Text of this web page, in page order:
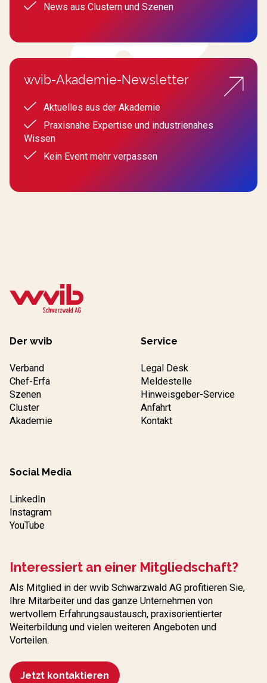
News aus Clustern und Szenen
wvib-Akademie-Newsletter
Aktuelles aus der Akademie
Praxisnahe Expertise und industrienahes
Wissen
Kein Event mehr verpassen
Der wvib
Verband
Chef-Erfa
Szenen
Cluster
Akademie
Service
Legal Desk
Meldestelle
Hinweisgeber-Service
Anfahrt
Kontakt
Social Media
LinkedIn
Instagram
YouTube
Interessiert an einer Mitgliedschaft?
Als Mitglied in der wvib Schwarzwald AG profitieren Sie,
Ihre Mitarbeiter und das ganze Unternehmen von
wertvollem Erfahrungs­austausch, praxisorientierter
Weiterbildung und vielen weiteren Angeboten und
Vorteilen.
Jetzt kontaktieren